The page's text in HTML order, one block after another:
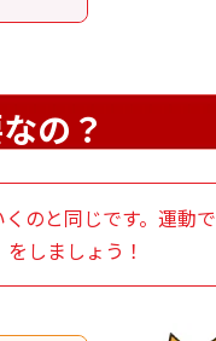
の？
のと同じです。運動で
しましょう！